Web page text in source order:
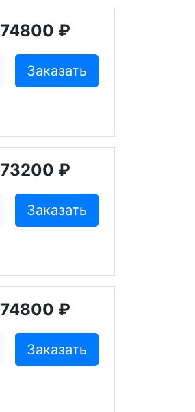
74800 ₽
Заказать
73200 ₽
Заказать
74800 ₽
Заказать